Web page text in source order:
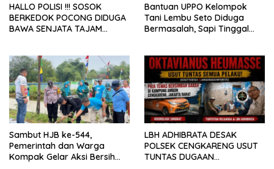
HALLO POLISI !!! SOSOK
BERKEDOK POCONG DIDUGA
BAWA SENJATA TAJAM
LEBONG
Bantuan UPPO Kelompok
Tani Lembu Seto Diduga
Bermasalah, Sapi Tinggal
Sambut HJB ke-544,
Pemerintah dan Warga
Kompak Gelar Aksi Bersih
LBH ADHIBRATA DESAK
POLSEK CENGKARENG USUT
TUNTAS DUGAAN